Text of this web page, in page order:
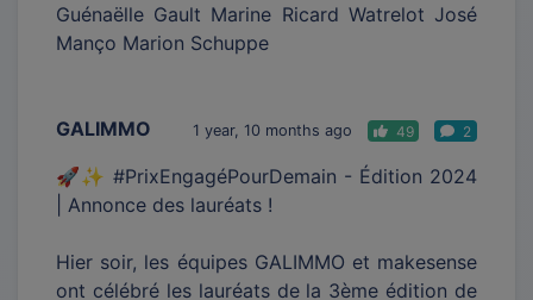
Guénaëlle Gault Marine Ricard Watrelot José
Manço Marion Schuppe
GALIMMO 1 year, 10 months ago 49 2
🚀✨ #PrixEngagéPourDemain - Édition 2024
| Annonce des lauréats !
Hier soir, les équipes GALIMMO et makesense
ont célébré les lauréats de la 3ème édition de